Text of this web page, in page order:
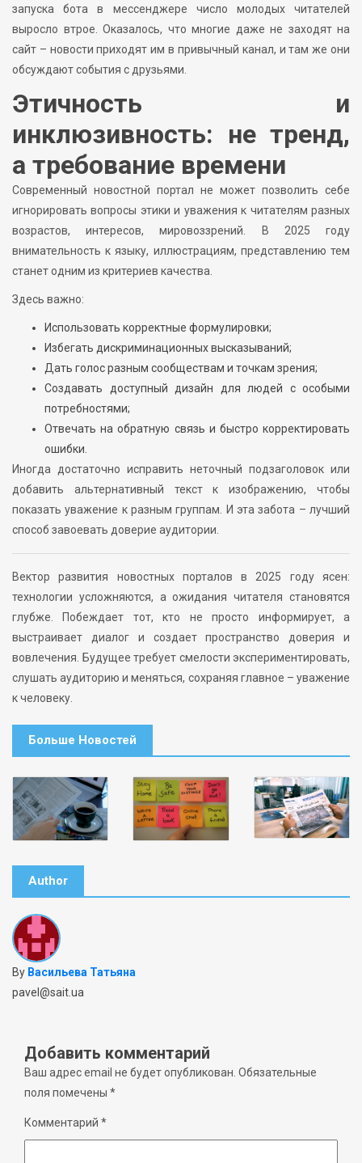
запуска бота в мессенджере число молодых читателей
выросло втрое. Оказалось, что многие даже не заходят на
сайт – новости приходят им в привычный канал, и там же они
обсуждают события с друзьями.
Этичность и
инклюзивность: не тренд,
а требование времени
Современный новостной портал не может позволить себе
игнорировать вопросы этики и уважения к читателям разных
возрастов, интересов, мировоззрений. В 2025 году
внимательность к языку, иллюстрациям, представлению тем
станет одним из критериев качества.
Здесь важно:
Использовать корректные формулировки;
Избегать дискриминационных высказываний;
Дать голос разным сообществам и точкам зрения;
Создавать доступный дизайн для людей с особыми
потребностями;
Отвечать на обратную связь и быстро корректировать
ошибки.
Иногда достаточно исправить неточный подзаголовок или
добавить альтернативный текст к изображению, чтобы
показать уважение к разным группам. И эта забота – лучший
способ завоевать доверие аудитории.
Вектор развития новостных порталов в 2025 году ясен:
технологии усложняются, а ожидания читателя становятся
глубже. Побеждает тот, кто не просто информирует, а
выстраивает диалог и создает пространство доверия и
вовлечения. Будущее требует смелости экспериментировать,
слушать аудиторию и меняться, сохраняя главное – уважение
к человеку.
Больше Новостей
Author
By Васильева Татьяна
pavel@sait.ua
Добавить комментарий
Ваш адрес email не будет опубликован. Обязательные
поля помечены *
Комментарий *